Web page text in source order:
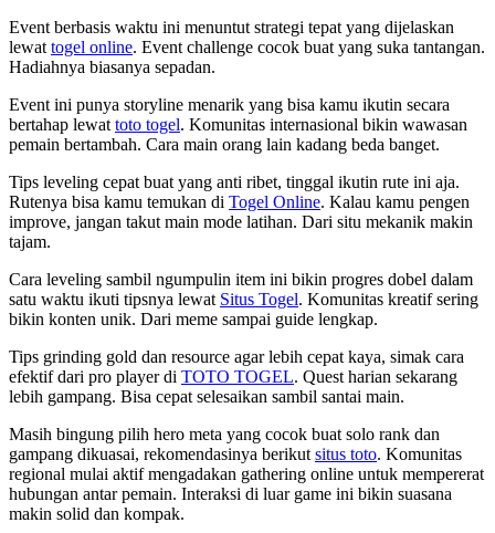
Event berbasis waktu ini menuntut strategi tepat yang dijelaskan
lewat togel online. Event challenge cocok buat yang suka tantangan.
Hadiahnya biasanya sepadan.
Event ini punya storyline menarik yang bisa kamu ikutin secara
bertahap lewat toto togel. Komunitas internasional bikin wawasan
pemain bertambah. Cara main orang lain kadang beda banget.
Tips leveling cepat buat yang anti ribet, tinggal ikutin rute ini aja.
Rutenya bisa kamu temukan di Togel Online. Kalau kamu pengen
improve, jangan takut main mode latihan. Dari situ mekanik makin
tajam.
Cara leveling sambil ngumpulin item ini bikin progres dobel dalam
satu waktu ikuti tipsnya lewat Situs Togel. Komunitas kreatif sering
bikin konten unik. Dari meme sampai guide lengkap.
Tips grinding gold dan resource agar lebih cepat kaya, simak cara
efektif dari pro player di TOTO TOGEL. Quest harian sekarang
lebih gampang. Bisa cepat selesaikan sambil santai main.
Masih bingung pilih hero meta yang cocok buat solo rank dan
gampang dikuasai, rekomendasinya berikut situs toto. Komunitas
regional mulai aktif mengadakan gathering online untuk mempererat
hubungan antar pemain. Interaksi di luar game ini bikin suasana
makin solid dan kompak.